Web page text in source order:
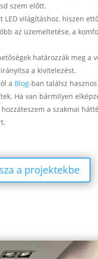
szem előtt.
LED világításhoz, hiszen
az üzemeltetése, a
határozzák meg a
a kivitelezést.
a Blog-ban találsz
Ha van bármilyen
a szakmai
a projektekbe